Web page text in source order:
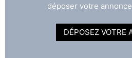
déposer votre
DÉPOSEZ VOTRE